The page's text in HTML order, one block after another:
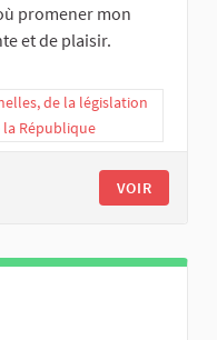
promener mon
et de plaisir.
de la législation
République
VOIR